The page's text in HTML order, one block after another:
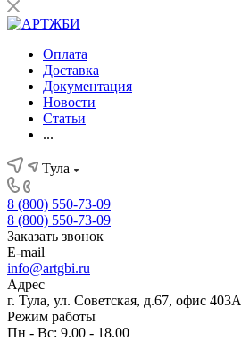
Оплата
Доставка
Документация
Новости
Статьи
...
Тула
8 (800) 550-73-09
8 (800) 550-73-09
Заказать звонок
E-mail
info@artgbi.ru
Адрес
г. Тула, ул. Советская, д.67, офис 403А
Режим работы
Пн - Вс: 9.00 - 18.00